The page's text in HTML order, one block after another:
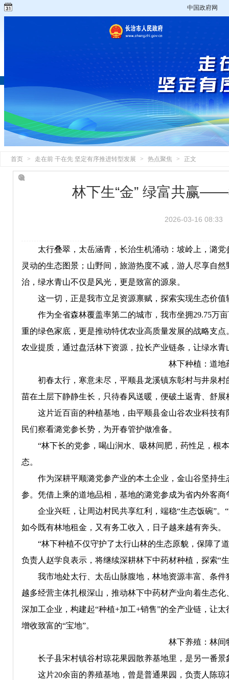
中国政府网
首页 > 走在前 干在先 坚定有序推进转型发展 > 热点聚焦 > 正文
林下生“金” 绿富共赢
2026-03-16 08:33
太行叠翠，太岳涵青，长治生机涌动：坡岭上，潞党
灵动的生态图景；山野间，旅游热度不减，游人尽享自
治，绿水青山不仅是风光，更是致富的源泉。
这一切，正是我市立足资源禀赋，探索实现生态价值
作为全省森林覆盖率第二的城市，我市坐拥29.75万亩
重的绿色家底，更是推动特优农业高质量发展的战略支
农业提质，通过盘活林下资源，拉长产业链条，让绿水
林下种植：道地
初春太行，寒意未尽，平顺县龙溪镇东彰村与井泉村
苗在土层下静静生长，只待春风送暖，便破土返青、舒展
这片近百亩的种植基地，由平顺县金山谷农业科技有
民们察看潞党参长势，为开春管护做准备。
“林下长的党参，喝山涧水、吸林间肥，药性足，根本
态。
作为深耕平顺潞党参产业的本土企业，金山谷坚持生
参。凭借上乘的道地品相，基地的潞党参成为省内外客
企业兴旺，让周边村民共享红利，端稳“生态饭碗”。“
如今既有林地租金，又有务工收入，日子越来越有奔头。
“林下种植不仅守护了太行山林的生态原貌，保障了道
负责人赵学良表示，将继续深耕林下中药材种植，探索“
我市地处太行、太岳山脉腹地，林地资源丰富、条件
越多经营主体扎根深山，推动林下中药材产业向着生态
深加工企业，构建起“种植+加工+销售”的全产业链，让
增收致富的“宝地”。
林下养殖：林间
长子县宋村镇谷村琼花果园散养基地里，是另一番景
这片20余亩的养殖基地，曾是普通果园，负责人陈琼